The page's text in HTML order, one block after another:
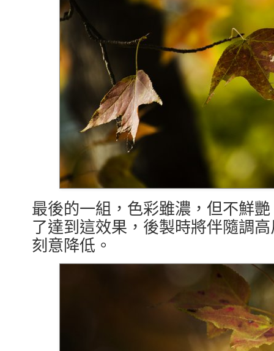
最後的一組，色彩雖濃，但不鮮
了達到這效果，後製時將伴隨調
刻意降低。